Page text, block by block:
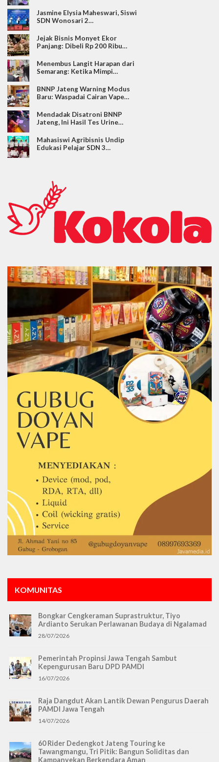
Jasmine Elysia Maheswari, Siswi
SDN Wonosari 2…
Jejak Bisnis Monyet Ekor
Panjang: Dibeli Rp 200 Ribu…
Menembus Langit Harapan dari
Semarang: Ketika Mimpi…
BNNP Jateng Warning Modus
Baru: Waspadai Cairan Vape…
Mendadak Disatroni BNNP
Jateng, Ini Hasil Tes Urine…
Mahasiswi Agribisnis Undip
Edukasi Pelajar SDN 3…
KOMUNITAS
Bongkar Cengkeraman Suprastruktur, Tiyo
Ardianto Serukan Perlawanan Budaya di Ngalamad
28/07/2026
Pemerintah Propinsi Jawa Tengah Sambut
Kepengurusan Baru DPD PAMDI
16/07/2026
Raja Dangdut Akan Lantik Dewan Pengurus Daerah
PAMDI Jawa Tengah
14/07/2026
60 Rider Dedengkot Jateng Touring ke
Tawangmangu, Tri Pitik: Bangun Soliditas dan
Kampanyekan Berkendara Aman